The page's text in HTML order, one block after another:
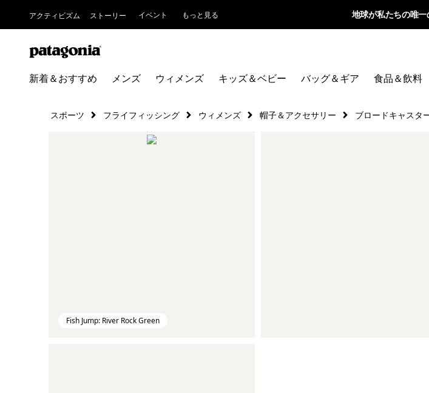
アクティビズム ストーリー イベント もっと見る 地球が私たちの唯
新着＆おすすめ メンズ ウィメンズ キッズ＆ベビー バッグ＆ギア 食品＆飲料
スポーツ フライフィッシング ウィメンズ 帽子＆アクセサリー ブロードキャスタ
Fish Jump: River Rock Green